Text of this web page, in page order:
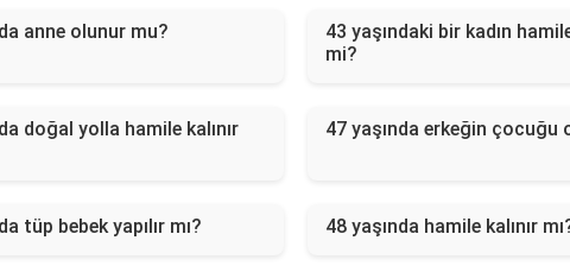
anne olunur mu?
43 yaşındaki bir kadın
mi?
doğal yolla hamile kalınır
47 yaşında erkeğin çocuğu
tüp bebek yapılır mı? 48 yaşında hamile kalınır